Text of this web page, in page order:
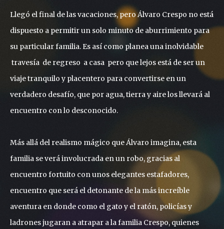
Llegó el final de las vacaciones, pero Álvaro Crespo no está
dispuesto a permitir un solo minuto de aburrimiento para
su particular familia. Es así como planea una inolvidable
travesía de regreso a casa pero que lejos está de ser un
viaje tranquilo y placentero para convertirse en un
verdadero desafío, que por agua, tierra y aire los llevará al
encuentro con lo desconocido.
Más allá del realismo mágico que Álvaro imagina, esta
familia se verá involucrada en un robo, gracias al
encuentro fortuito con unos elegantes estafadores,
encuentro que será el detonante de la más increíble
aventura en donde como el gato y el ratón, policías y
ladrones jugaran a atrapar a la familia Crespo, quienes